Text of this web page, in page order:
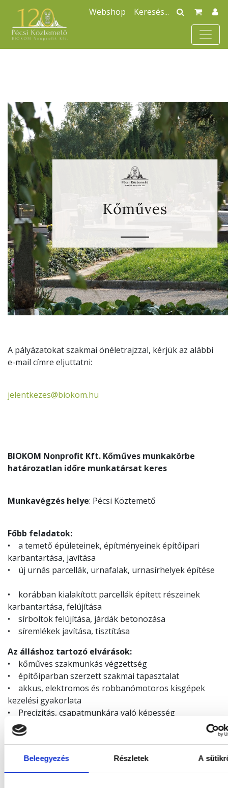
Beleegyezés Részletek A
Webshop
A pályázatokat szakmai önéletrajzzal, kérjük az alábbi
e-mail címre eljuttatni:
jelentkezes@biokom.hu
BIOKOM Nonprofit Kft. Kőműves munkakörbe
határozatlan időre munkatársat keres
Munkavégzés helye: Pécsi Köztemető
Főbb feladatok:
• a temető épületeinek, építményeinek építőipari
karbantartása, javítása
• új urnás parcellák, urnafalak, urnasírhelyek építése
• korábban kialakított parcellák épített részeinek
karbantartása, felújítása
• sírboltok felújítása, járdák betonozása
• síremlékek javítása, tisztítása
Az álláshoz tartozó elvárások:
• kőműves szakmunkás végzettség
• építőiparban szerzett szakmai tapasztalat
• akkus, elektromos és robbanómotoros kisgépek
kezelési gyakorlata
• Precizitás, csapatmunkára való képesség
• ’B’ kat. vezetői engedély
• önálló munkavégzés, esztétikai érzék
• megbízhatóság, terhelhetőség
• pontosság